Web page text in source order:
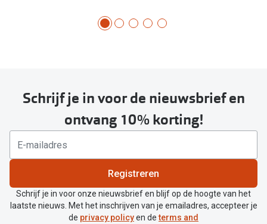
Schrijf je in voor de nieuwsbrief en
ontvang 10% korting!
Registreren
Schrijf je in voor onze nieuwsbrief en blijf op de hoogte van het
laatste nieuws. Met het inschrijven van je emailadres, accepteer je
de privacy policyen determs and